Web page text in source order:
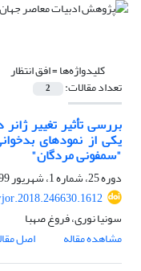
کلیدواژه‌ها =افق انتظار
تعداد مقالات: 2
بررسی تأثیر تغییر
یکی از نمودهای
"سمفونی مردگان"
دوره 25، شماره 1، شهریور 1399، صفحه
سونیا نوری، فروغ صهبا
مشاهده مقاله
اصل